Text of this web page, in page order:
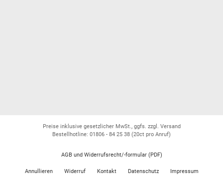
Preise inklusive gesetzlicher MwSt., ggfs. zzgl. Versand
Bestellhotline: 01806 - 84 25 38 (20ct pro Anruf)
AGB und Widerrufsrecht/-formular (PDF)
Annullieren Widerruf Kontakt Datenschutz Impressum